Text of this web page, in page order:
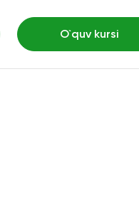
O`quv kursi